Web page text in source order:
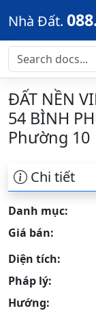
Skip to main
Nhà Đất.
ĐẤT NỀN
54 BÌNH
Phường 10
Chi tiết
Danh mục:
Giá bán:
Diện tích:
Pháp lý:
Hướng: